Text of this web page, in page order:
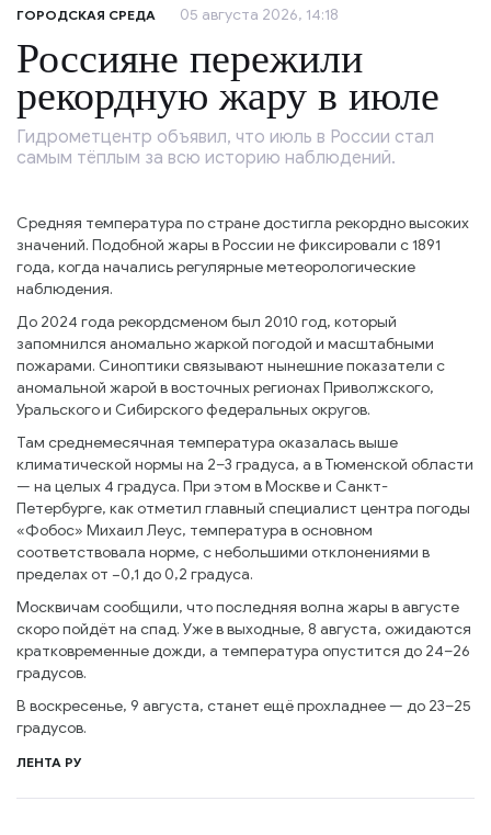
ГОРОДСКАЯ СРЕДА 05 августа 2026, 14:18
Россияне пережили
рекордную жару в июле
Гидрометцентр объявил, что июль в России стал
самым тёплым за всю историю наблюдений.
Средняя температура по стране достигла рекордно высоких
значений. Подобной жары в России не фиксировали с 1891
года, когда начались регулярные метеорологические
наблюдения.
До 2024 года рекордсменом был 2010 год, который
запомнился аномально жаркой погодой и масштабными
пожарами. Синоптики связывают нынешние показатели с
аномальной жарой в восточных регионах Приволжского,
Уральского и Сибирского федеральных округов.
Там среднемесячная температура оказалась выше
климатической нормы на 2–3 градуса, а в Тюменской области
— на целых 4 градуса. При этом в Москве и Санкт-
Петербурге, как отметил главный специалист центра погоды
«Фобос» Михаил Леус, температура в основном
соответствовала норме, с небольшими отклонениями в
пределах от −0,1 до 0,2 градуса.
Москвичам сообщили, что последняя волна жары в августе
скоро пойдёт на спад. Уже в выходные, 8 августа, ожидаются
кратковременные дожди, а температура опустится до 24–26
градусов.
В воскресенье, 9 августа, станет ещё прохладнее — до 23–25
градусов.
ЛЕНТА РУ